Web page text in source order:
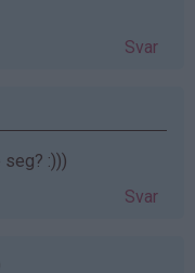
Svar
:)))
Svar